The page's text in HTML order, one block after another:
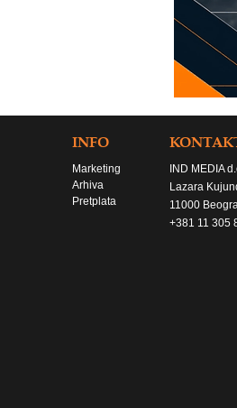
INFO
Marketing
Arhiva
Pretplata
IND MEDIA
Lazara
11000
+381 11 305